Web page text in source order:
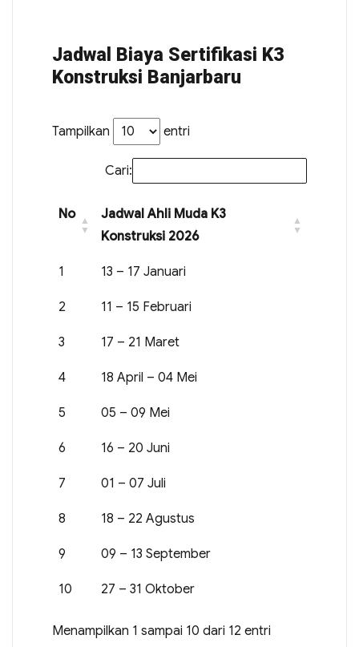
Jadwal Biaya Sertifikasi K3
Konstruksi Banjarbaru
Tampilkan entri
Cari:
No
Jadwal Ahli Muda K3
Konstruksi 2026
1 13 – 17 Januari
2 11 – 15 Februari
3 17 – 21 Maret
4 18 April – 04 Mei
5 05 – 09 Mei
6 16 – 20 Juni
7 01 – 07 Juli
8 18 – 22 Agustus
9 09 – 13 September
10 27 – 31 Oktober
Menampilkan 1 sampai 10 dari 12 entri